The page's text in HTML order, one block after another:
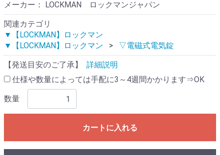
メーカー： LOCKMAN ロックマンジャパン
関連カテゴリ
▼【LOCKMAN】ロックマン
▼【LOCKMAN】ロックマン
▽電磁式電気錠
【発送目安のご了承】
詳細説明
仕様や数量によっては手配に3～4週間かかります⇒OK
数量
カートに入れる